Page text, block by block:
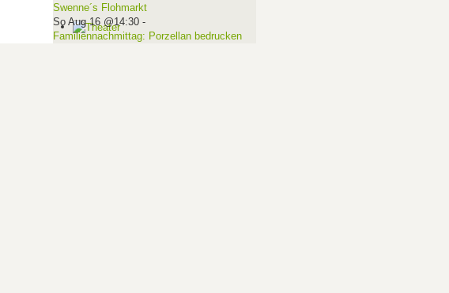
Swenne´s Flohmarkt
So Aug 16 @14:30-
Familiennachmittag: Porzellan bedrucken